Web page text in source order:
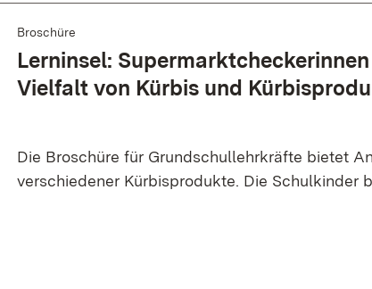
Broschüre
Lern­insel:
Vielfalt von Kürbis und
Die Broschüre für Grundschullehrkräfte bietet
verschiedener Kürbisprodukte. Die Schulkinder